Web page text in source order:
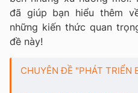
đã giúp bạn hiểu thêm
những kiến thức quan
đề này!
CHUYÊN ĐỀ "PHÁT TRIỂN